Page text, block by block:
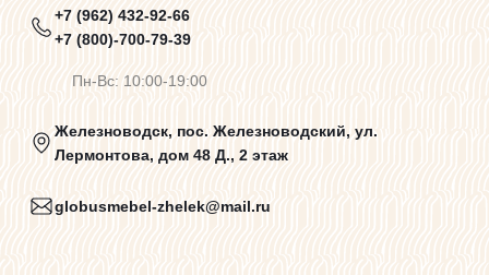
Договор оферты
Программа лояльности
Карта сайта
+7 (962) 432-92-66
+7 (800)-700-79-39
Пн-Вс: 10:00-19:00
Железноводск, пос. Железноводский, ул.
Лермонтова, дом 48 Д., 2 этаж
globusmebel-zhelek@mail.ru